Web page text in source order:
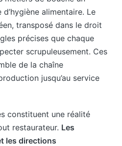
alimentaire. Le
transposé dans le droit
précises que chaque
scrupuleusement. Ces
de la chaîne
jusqu’au service
constituent une réalité
restaurateur. Les
les directions